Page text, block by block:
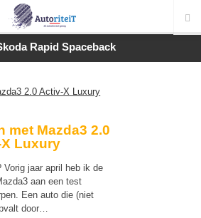
Rapid Spaceback
met Mazda3 2.0
Luxury
Vorig jaar april heb ik de
aan een test
Een auto die (niet
door…